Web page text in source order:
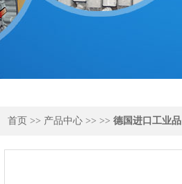
首页 >> 产品中心 >> >> 德国进口工业品